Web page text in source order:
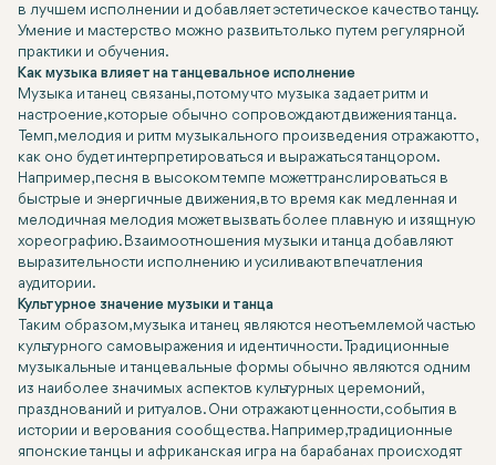
в лучшем исполнении и добавляет эстетическое качество танцу.
Умение и мастерство можно развить только путем регулярной
практики и обучения.
Как музыка влияет на танцевальное исполнение
Музыка и танец связаны, потому что музыка задает ритм и
настроение, которые обычно сопровождают движения танца.
Темп, мелодия и ритм музыкального произведения отражают то,
как оно будет интерпретироваться и выражаться танцором.
Например, песня в высоком темпе может транслироваться в
быстрые и энергичные движения, в то время как медленная и
мелодичная мелодия может вызвать более плавную и изящную
хореографию. Взаимоотношения музыки и танца добавляют
выразительности исполнению и усиливают впечатления
аудитории.
Культурное значение музыки и танца
Таким образом, музыка и танец являются неотъемлемой частью
культурного самовыражения и идентичности. Традиционные
музыкальные и танцевальные формы обычно являются одним
из наиболее значимых аспектов культурных церемоний,
празднований и ритуалов. Они отражают ценности, события в
истории и верования сообщества. Например, традиционные
японские танцы и африканская игра на барабанах происходят